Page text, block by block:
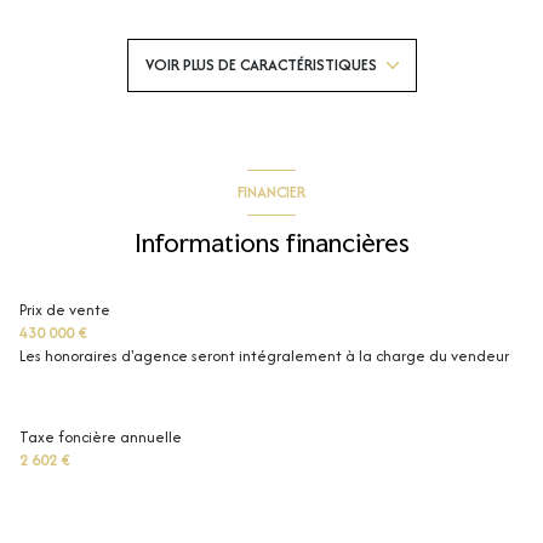
cuisine américaine (équipée)
1 garage(s)
VOIR PLUS DE CARACTÉRISTIQUES
FINANCIER
Informations financières
Prix de vente
430 000 €
Les honoraires d'agence seront intégralement à la charge du vendeur
Taxe foncière annuelle
2 602 €